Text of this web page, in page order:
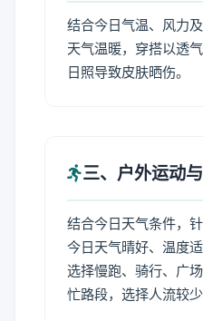
结合今日气温、风力
天气温暖，穿搭以透
日照导致皮肤晒伤。
三、户外运动
结合今日天气条件，
今日天气晴好、温度
选择慢跑、骑行、广
忙路段，选择人流较